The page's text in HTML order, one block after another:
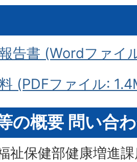
告書 (Wordファイ
(PDFファイル:
の概要 問い合
祉保健部健康増進